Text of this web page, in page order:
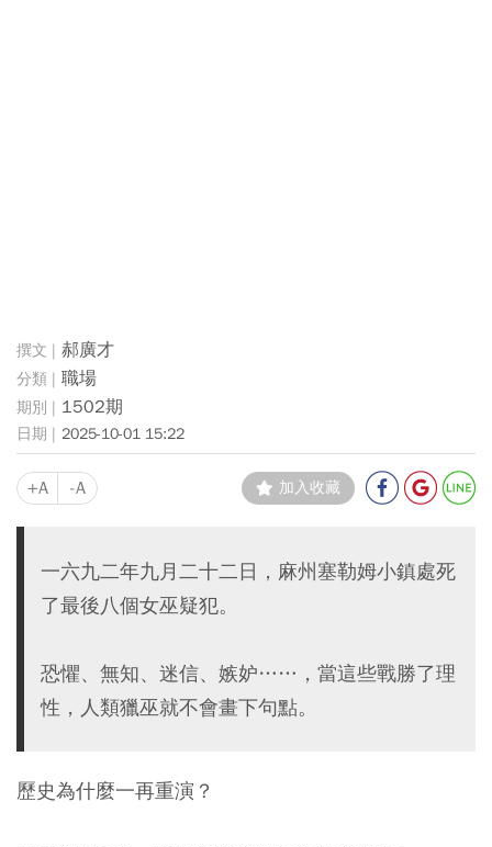
郝廣才
職場
1502期
2025-10-01 15:22
+A -A 加入收藏
一六九二年九月二十二日，麻州塞勒姆小鎮處死
了最後八個女巫疑犯。
恐懼、無知、迷信、嫉妒……，當這些戰勝了理
性，人類獵巫就不會畫下句點。
歷史為什麼一再重演？